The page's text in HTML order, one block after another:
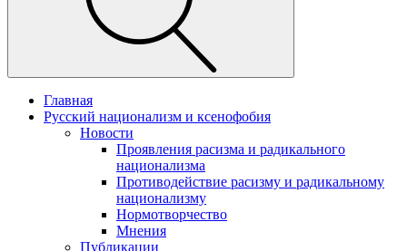
Главная
Русский национализм и ксенофобия
Новости
Проявления расизма и радикального
национализма
Противодействие расизму и радикальному
национализму
Нормотворчество
Мнения
Публикации